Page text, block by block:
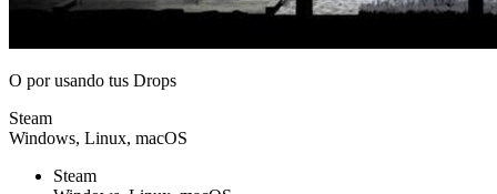
O porusando tus Drops
Steam
Windows, Linux, macOS
Steam